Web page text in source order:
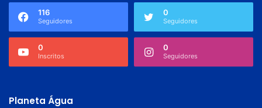
116
Seguidores
0
Seguidores
0
Inscritos
0
Seguidores
Planeta Água